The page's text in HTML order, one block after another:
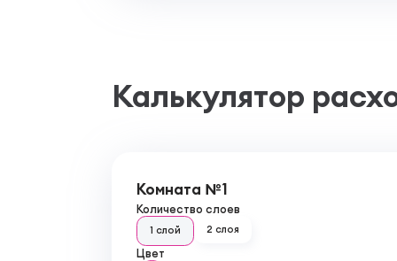
Калькулятор
Комната №1
Количество слоев
1 слой 2 слоя
Цвет